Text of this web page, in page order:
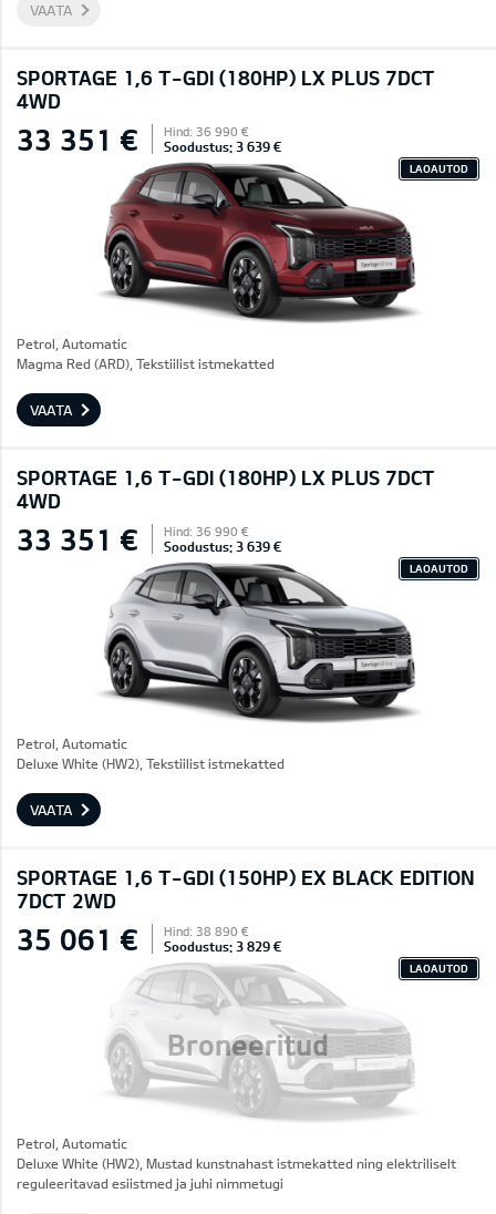
VAATA
SPORTAGE 1,6 T-GDI (180HP) LX PLUS 7DCT
4WD
33 351 € Hind: 36 990 €
Soodustus: 3 639 €
LAOAUTOD
Petrol, Automatic
Magma Red (ARD), Tekstiilist istmekatted
VAATA
SPORTAGE 1,6 T-GDI (180HP) LX PLUS 7DCT
4WD
33 351 € Hind: 36 990 €
Soodustus: 3 639 €
LAOAUTOD
Petrol, Automatic
Deluxe White (HW2), Tekstiilist istmekatted
VAATA
SPORTAGE 1,6 T-GDI (150HP) EX BLACK EDITION
7DCT 2WD
Broneeritud
35 061 € Hind: 38 890 €
Soodustus: 3 829 €
LAOAUTOD
Petrol, Automatic
Deluxe White (HW2), Mustad kunstnahast istmekatted ning elektriliselt
reguleeritavad esiistmed ja juhi nimmetugi